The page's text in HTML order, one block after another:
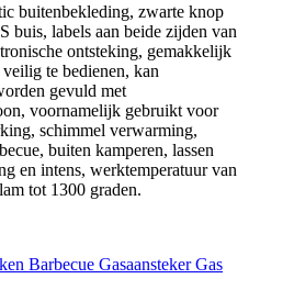
buitenbekleding, zwarte knop
buis, labels aan beide zijden van
ontsteking, gemakkelijk
veilig te bedienen, kan
gevuld met
voornamelijk gebruikt voor
schimmel verwarming,
buiten kamperen, lassen
en intens, werktemperatuur van
tot 1300 graden.